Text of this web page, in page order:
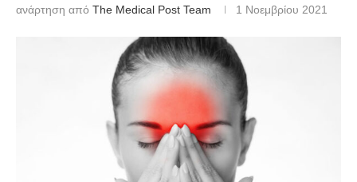
ανάρτηση από The Medical Post Team 1 Νοεμβρίου 2021